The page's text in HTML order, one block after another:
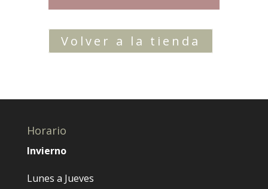
Volver a la tienda
Horario
Invierno
Lunes a Jueves